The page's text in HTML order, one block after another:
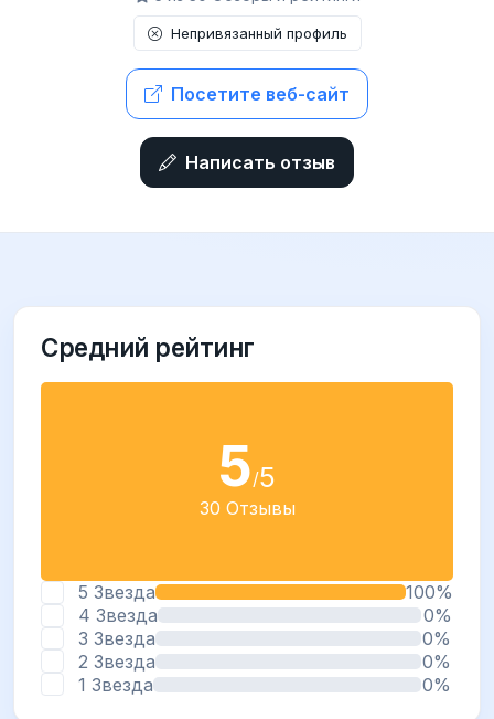
Непривязанный профиль
Посетите веб-сайт
Написать отзыв
Средний рейтинг
5/5
30 Отзывы
5 Звезда
100%
4 Звезда
0%
3 Звезда
0%
2 Звезда
0%
1 Звезда
0%